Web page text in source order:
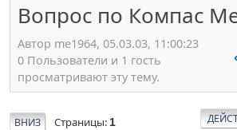
Вопрос по Компас
Автор me1964, 05.03.03, 11:00:23
0 Пользователи и 1 гость
просматривают эту тему.
ВНИЗ Страницы 1